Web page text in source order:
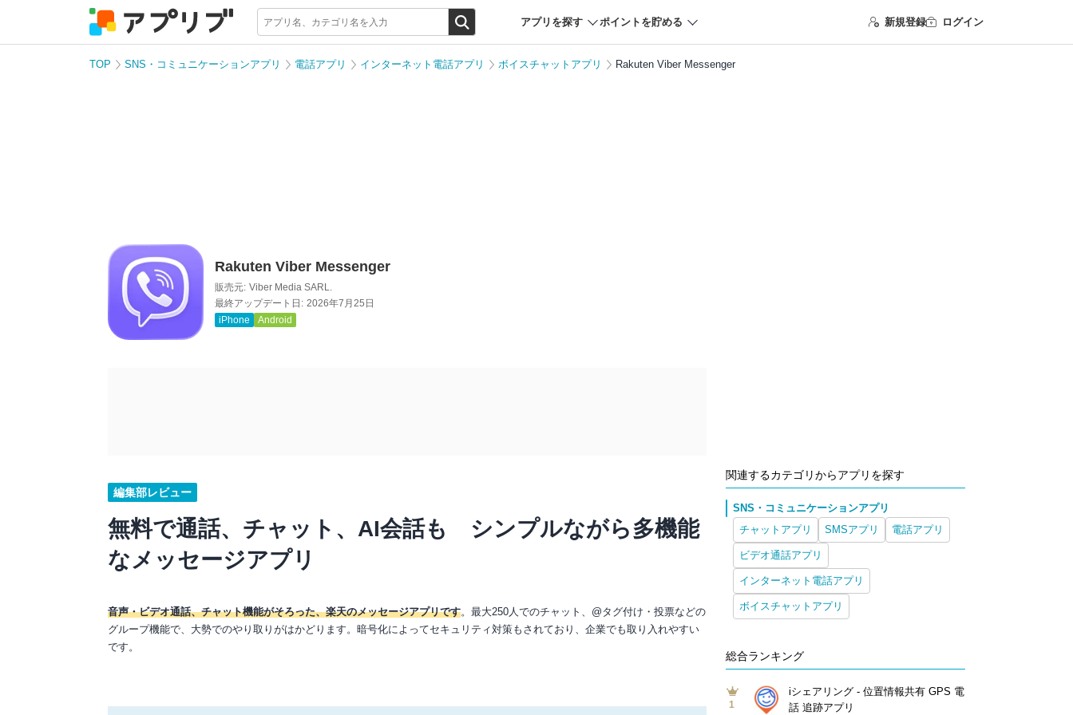
アプリを探す ポイントを貯める 新規登録 ログイン
TOP SNS・コミュニケーションアプリ 電話アプリ インターネット電話アプリ ボイスチャットアプリ Rakuten Viber Messenger
Rakuten Viber Messenger
販売元: Viber Media SARL.
最終アップデート日: 2026年7月25日
iPhone
Android
編集部レビュー
無料で通話、チャット、AI会話も シンプルながら多機能
なメッセージアプリ
音声・ビデオ通話、チャット機能がそろった、楽天のメッセージアプリです。最大250人でのチャット、@タグ付け・投票などの
グループ機能で、大勢でのやり取りがはかどります。暗号化によってセキュリティ対策もされており、企業でも取り入れやすい
です。
関連するカテゴリからアプリを探す
SNS・コミュニケーションアプリ
チャットアプリ
SMSアプリ 電話アプリ
ビデオ通話アプリ
インターネット電話アプリ
ボイスチャットアプリ
総合ランキング
1
iシェアリング - 位置情報共有 GPS 電
話 追跡アプリ